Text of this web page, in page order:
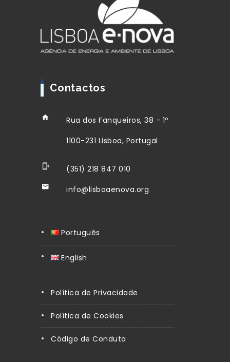
Contactos
Rua dos Fanqueiros, 38 - 1º
1100-231 Lisboa, Portugal
(351) 218 847 010
info@lisboaenova.org
Português
English
Política de Privacidade
Política de Cookies
Código de Conduta